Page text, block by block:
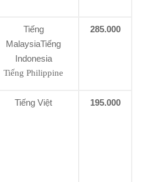
Tiếng
MalaysiaTiếng
Indonesia
Tiếng Philippine
285.000
Tiếng Việt 195.000